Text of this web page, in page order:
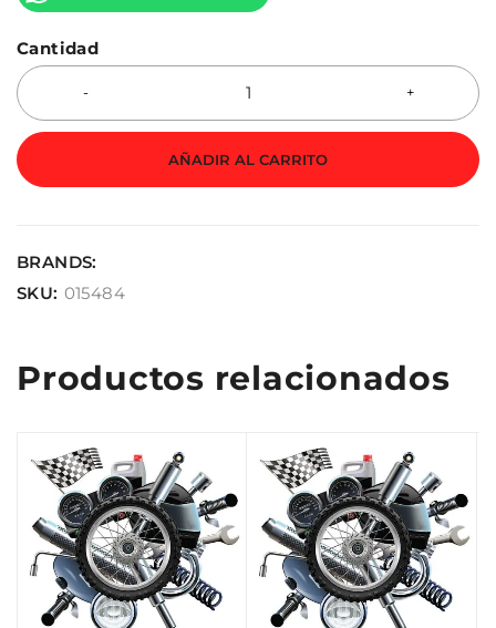
Cantidad
AÑADIR AL CARRITO
BRANDS:
SKU: 015484
Productos relacionados